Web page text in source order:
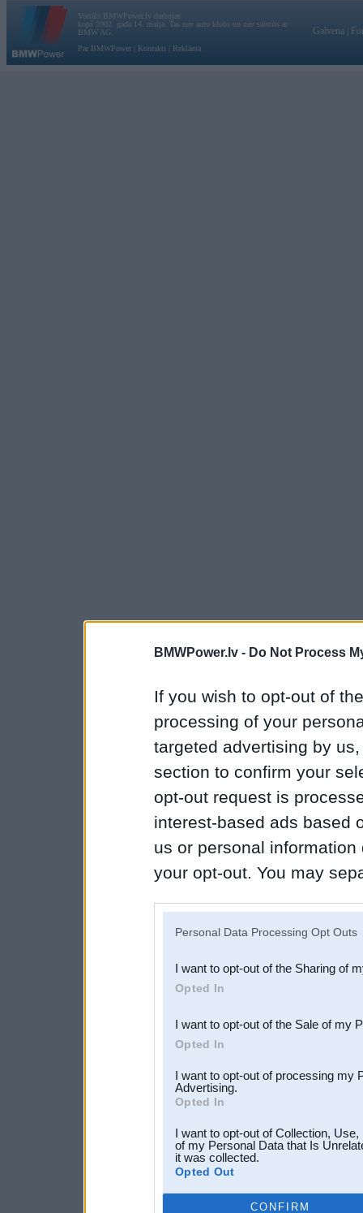
BMWPower.lv - Do Not Process
If you wish to opt-out of
processing of your
targeted advertising by
section to confirm your
opt-out request is
interest-based ads based
us or personal
your opt-out. You may
Downstream Participants
third parties.
Personal Data Processing Opt Outs
I want to opt-out of the Sharing of
Opted In
I want to opt-out of the Sale of my
Opted In
I want to opt-out of processing my
Advertising.
Opted In
I want to opt-out of Collection,
of my Personal Data that Is
it was collected.
Opted Out
CONFIRM
Vortāls BMWPower.lv darbojas
kopš 2002. gada 14. maija. Tas nav auto klubs un nav saistīts ar
BMW AG.
Par BMWPower
Kontakti Reklāma
Galvena